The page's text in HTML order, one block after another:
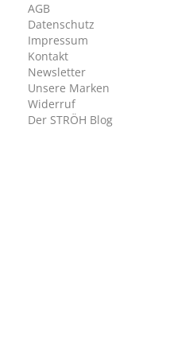
AGB
Datenschutz
Impressum
Kontakt
Newsletter
Unsere Marken
Widerruf
Der STRÖH Blog